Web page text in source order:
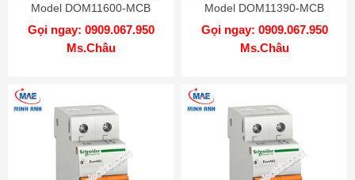
Model DOM11600-MCB
Gọi ngay: 0909.067.950
Ms.Châu
Model DOM11390-MCB
Gọi ngay: 0909.067.950
Ms.Châu